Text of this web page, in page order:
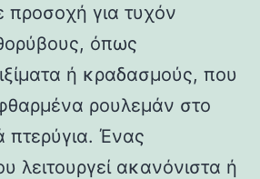
προσοχή για τυχόν
όπως
ή κραδασμούς, που
ρουλεμάν στο
πτερύγια. Ένας
λειτουργεί ακανόνιστα ή